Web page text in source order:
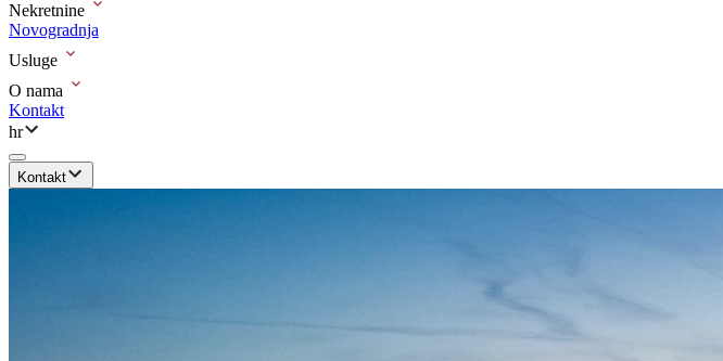
Nekretnine
Novogradnja
Usluge
O nama
Kontakt
hr
Kontakt